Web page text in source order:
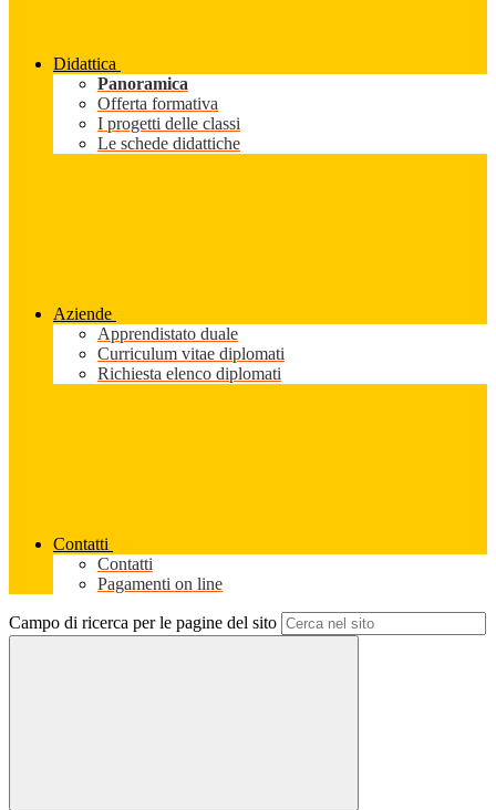
Didattica
Panoramica
Offerta formativa
I progetti delle classi
Le schede didattiche
Aziende
Apprendistato duale
Curriculum vitae diplomati
Richiesta elenco diplomati
Contatti
Contatti
Pagamenti on line
Campo di ricerca per le pagine del sito